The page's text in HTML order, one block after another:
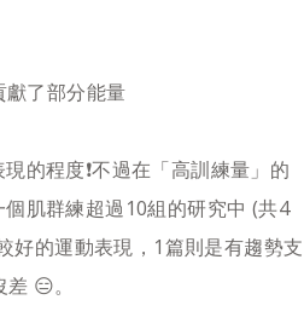
獻了部分能量​​
的程度❗️不過在「高訓練量」的
肌群練超過10組的研究中 (共4
好的運動表現，1篇則是有趨勢支
😑。